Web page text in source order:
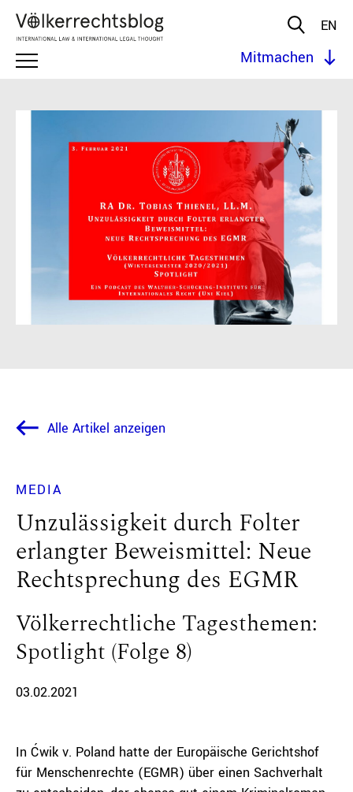
EN
Mitmachen
Alle Artikel anzeigen
MEDIA
Unzulässigkeit durch Folter
erlangter Beweismittel: Neue
Rechtsprechung des EGMR
Völkerrechtliche Tagesthemen:
Spotlight (Folge 8)
03.02.2021
In Ćwik v. Poland hatte der Europäische Gerichtshof
für Menschenrechte (EGMR) über einen Sachverhalt